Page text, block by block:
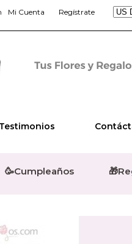
Mi Cuenta Regístrate
Testimonios
🥳Cumpleaños